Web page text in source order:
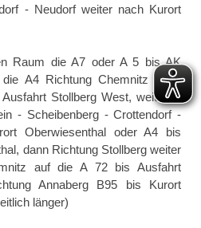
- Neudorf weiter nach Kurort
Raum die A7 oder A 5 bis AK
A4 Richtung Chemnitz - AK
Stollberg West, weiter in
- Scheibenberg - Crottendorf -
Oberwiesenthal oder A4 bis
dann Richtung Stollberg weiter
auf die A 72 bis Ausfahrt
Annaberg B95 bis Kurort
länger)